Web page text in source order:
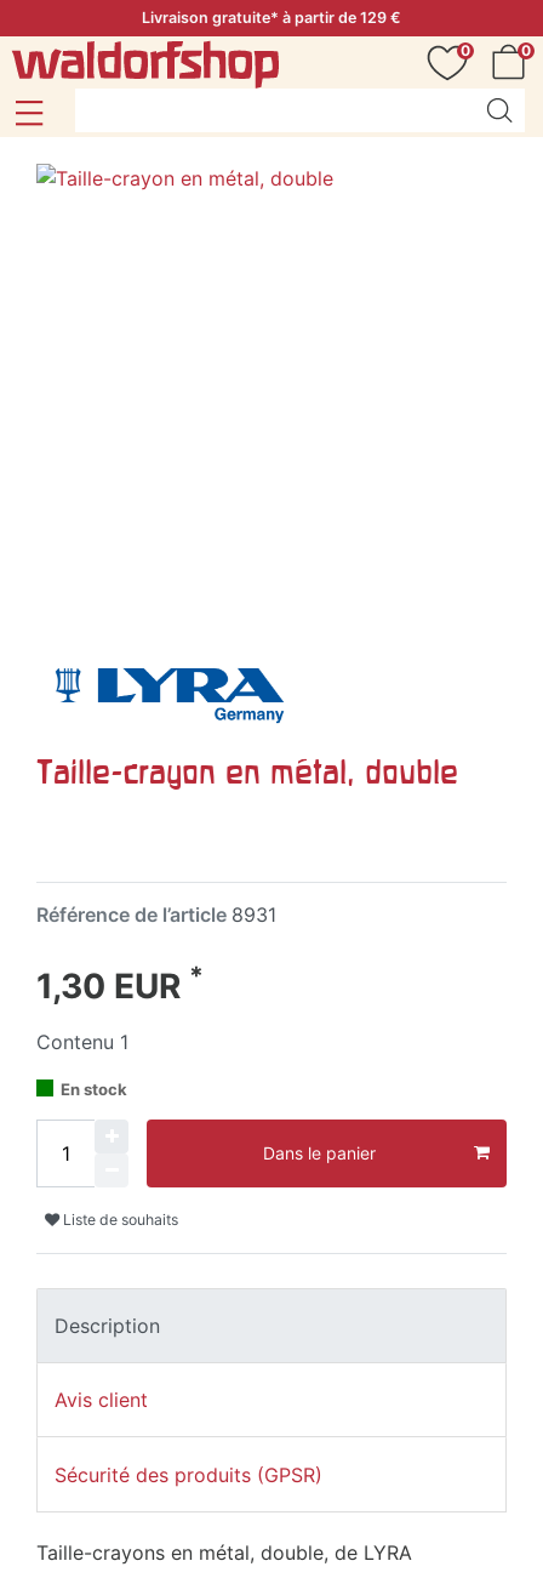
Livraison gratuite* à partir de 129 €
0
0
Taille-crayon en métal, double
Référence de l’article 8931
1,30 EUR *
Contenu 1
En stock
Dans le panier
Liste de souhaits
Description
Avis client
Sécurité des produits (GPSR)
Taille-crayons en métal, double, de LYRA